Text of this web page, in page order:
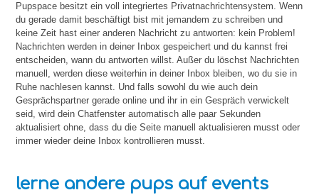
Pupspace besitzt ein voll integriertes Privatnachrichtensystem. Wenn
du gerade damit beschäftigt bist mit jemandem zu schreiben und
keine Zeit hast einer anderen Nachricht zu antworten: kein Problem!
Nachrichten werden in deiner Inbox gespeichert und du kannst frei
entscheiden, wann du antworten willst. Außer du löschst Nachrichten
manuell, werden diese weiterhin in deiner Inbox bleiben, wo du sie in
Ruhe nachlesen kannst. Und falls sowohl du wie auch dein
Gesprächspartner gerade online und ihr in ein Gespräch verwickelt
seid, wird dein Chatfenster automatisch alle paar Sekunden
aktualisiert ohne, dass du die Seite manuell aktualisieren musst oder
immer wieder deine Inbox kontrollieren musst.
lerne andere pups auf events